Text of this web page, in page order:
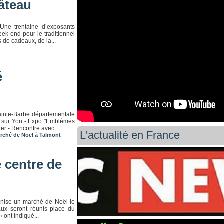
trentaine d’exposants
end pour le traditionnel
de cadeaux, de la...
Barbe départementale
Yon - Expo "Emblèmes
- Rencontre avec...
de Noël à Talmont
centre de
un marché de Noël le
seront réunis place du
ont indiqué...
L'actualité en France